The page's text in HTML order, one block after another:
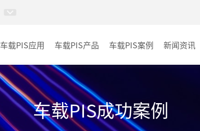
车载PIS应用 车载PIS产品
PIS系统
车载PIS案例
地铁
其它
新闻资讯
车载PIS成功案例